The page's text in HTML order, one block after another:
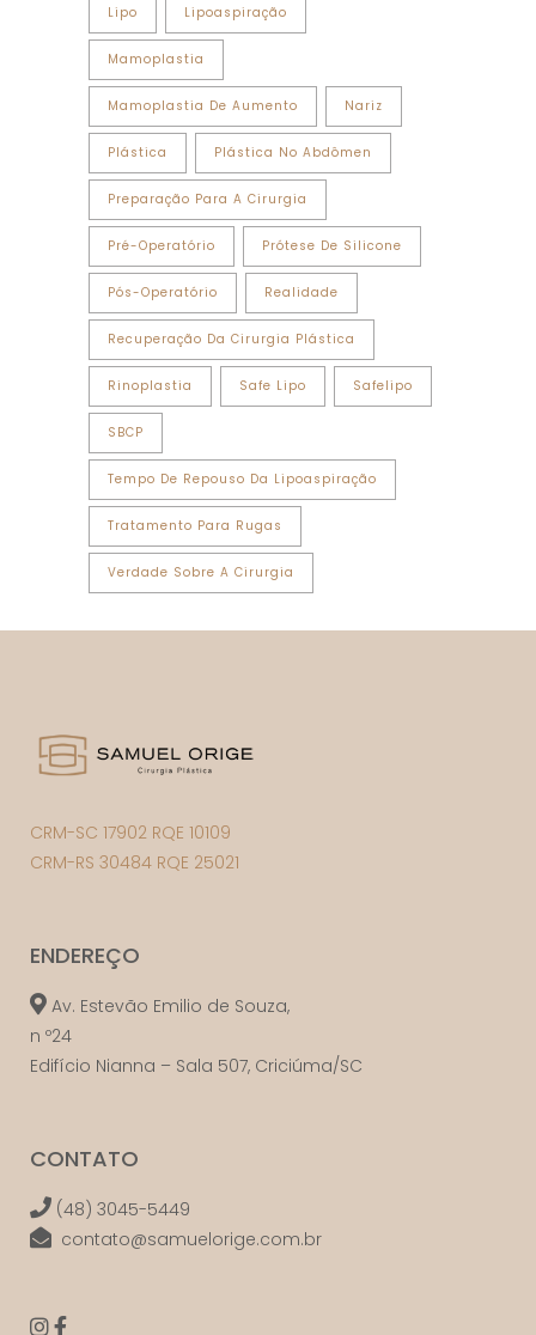
Lipo Lipoaspiração
Mamoplastia
Mamoplastia De Aumento Nariz
Plástica Plástica No Abdômen
Preparação Para A Cirurgia
Pré-Operatório Prótese De Silicone
Pós-Operatório Realidade
Recuperação Da Cirurgia Plástica
Rinoplastia Safe Lipo Safelipo
SBCP
Tempo De Repouso Da Lipoaspiração
Tratamento Para Rugas
Verdade Sobre A Cirurgia
CRM-SC 17902 RQE 10109
CRM-RS 30484 RQE 25021
ENDEREÇO
Av. Estevão Emilio de Souza,
n º24
Edifício Nianna – Sala 507, Criciúma/SC
CONTATO
(48) 3045-5449
contato@samuelorige.com.br